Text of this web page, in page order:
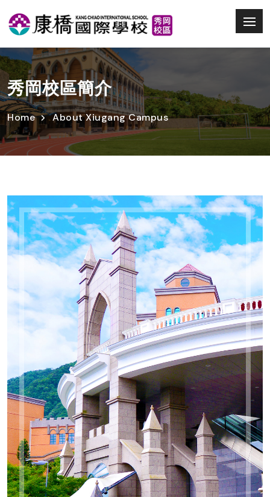
秀岡校區簡介
Home About Xiugang Campus